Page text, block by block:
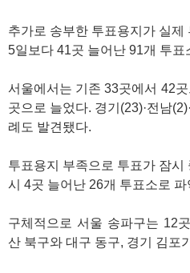
추가로 송부한 투표용지가 실
5일보다 41곳 늘어난 91개 투표
서울에서는 기존 33곳에서 42
곳으로 늘었다. 경기(23)·전남
례도 발견됐다.
투표용지 부족으로 투표가 잠시
시 4곳 늘어난 26개 투표소로 파
구체적으로 서울 송파구는 12
산 북구와 대구 동구, 경기 김포